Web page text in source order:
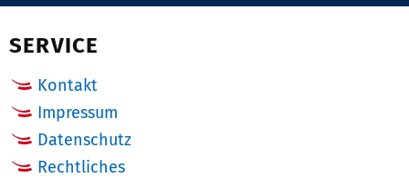
SERVICE
Kontakt
Impressum
Datenschutz
Rechtliches